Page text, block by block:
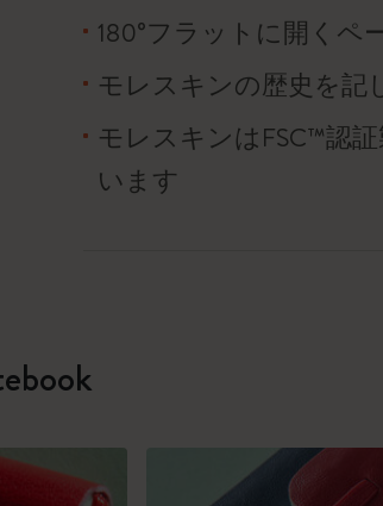
180°フラットに開くペ
モレスキンの歴史を記
モレスキンはFSC™認
います